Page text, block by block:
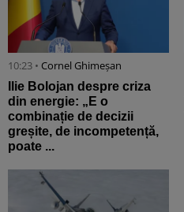
10:23 • Cornel Ghimeșan
Ilie Bolojan despre criza
din energie: „E o
combinație de decizii
greșite, de incompetență,
poate ...